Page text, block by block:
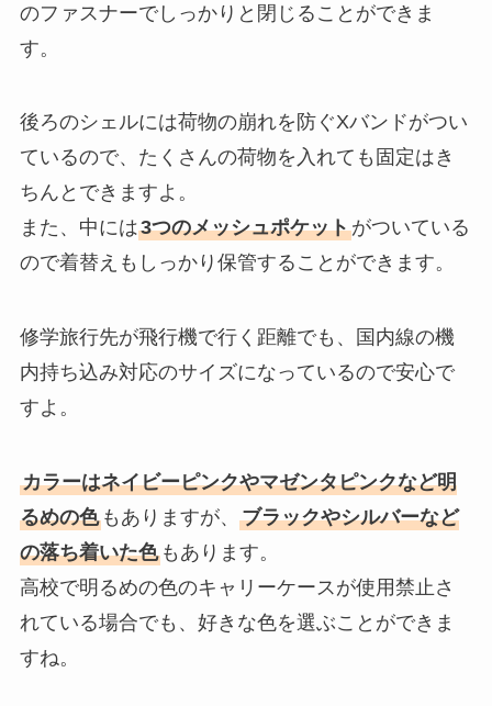
のファスナーでしっかりと閉じることができま
す。
後ろのシェルには荷物の崩れを防ぐXバンドがつい
ているので、たくさんの荷物を入れても固定はき
ちんとできますよ。
また、中には3つのメッシュポケットがついている
ので着替えもしっかり保管することができます。
修学旅行先が飛行機で行く距離でも、国内線の機
内持ち込み対応のサイズになっているので安心で
すよ。
カラーはネイビーピンクやマゼンタピンクなど明
るめの色もありますが、 ブラックやシルバーなど
の落ち着いた色もあります。
高校で明るめの色のキャリーケースが使用禁止さ
れている場合でも、好きな色を選ぶことができま
すね。